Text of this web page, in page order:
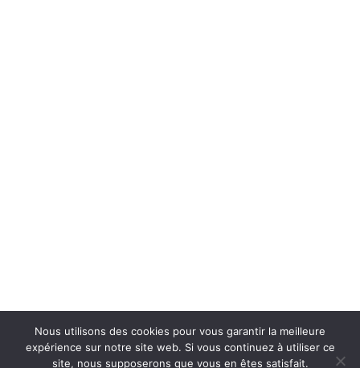
Nous utilisons des cookies pour vous garantir la meilleure
expérience sur notre site web. Si vous continuez à utiliser ce
site, nous supposerons que vous en êtes satisfait.